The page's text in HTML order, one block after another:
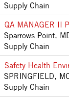
Supply Chain
QA MANAGER II
Sparrows Point,
Supply Chain
Safety Health
SPRINGFIELD,
Supply Chain